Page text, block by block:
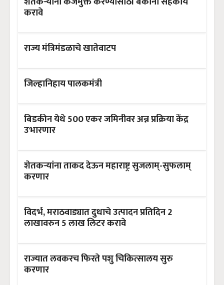
करावे
राज्य मंत्रिमंडळाचे खातेवाटप
जिल्हानिहाय पालकमंत्री
बिडकीन येथे 500 एकर जमिनीवर अन्न प्रक्रिया केंद्र
उभारणार
शेतकऱ्यांना ताकद देऊन महाराष्ट्र सुजलाम्-सुफलाम्
करणार
विदर्भ, मराठवाड्यात दुधाचे उत्पादन प्रतिदिन 2
लाखावरुन 5 लाख लिटर करावे
राज्यात लवकरच फिरते पशु चिकित्सालय सुरु
करणार